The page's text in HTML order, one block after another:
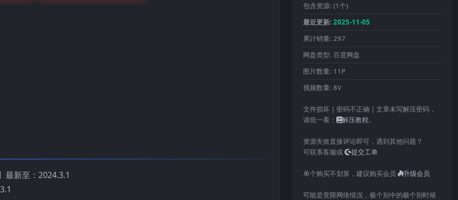
最新至：2024.3.1
包含资源: (1个)
最近更新: 2025-11-05
累计销量: 297
网盘类型: 百度网盘
图片数量: 11P
视频数量: 8V
文件损坏 | 密码不正确 | 文章未写解压密码，
请统一看：
解压教程。
资源失效直接评论即可，遇到其他问题？
可联系客服或
提交工单
单个购买不划算，建议购买会员 升级会员
可能是受限网络情况，极个别中的极个别时候